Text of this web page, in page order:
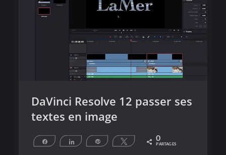
DaVinci Resolve 12 passer ses
textes en image
Partagez Partagez Épingle Tweetez 0
PARTAGES